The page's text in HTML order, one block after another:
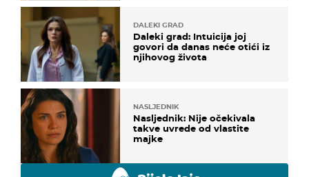
DALEKI GRAD
Daleki grad: Intuicija joj
govori da danas neće otići iz
njihovog života
NASLJEDNIK
Nasljednik: Nije očekivala
takve uvrede od vlastite
majke